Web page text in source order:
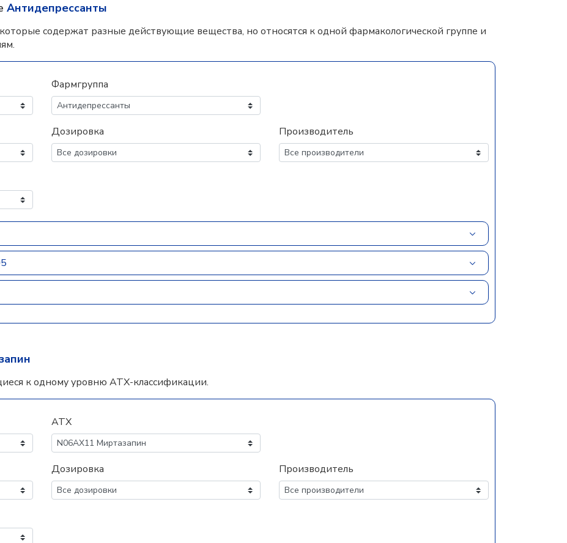
Антидепрессанты
содержат разные действующие вещества, но относятся к одной фармакологической группе и
Фармгруппа
Дозировка Производитель
к одному уровню АТХ-классификации.
АТХ
Дозировка Производитель